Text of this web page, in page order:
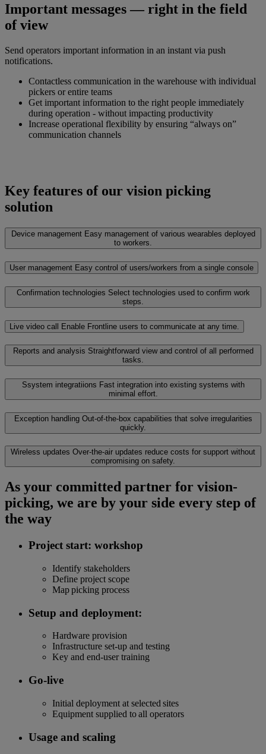
Important messages — right in the field
of view
Send operators important information in an instant via push
notifications.
Contactless communication in the warehouse with individual
pickers or entire teams
Get important information to the right people immediately
during operation - without impacting productivity
Increase operational flexibility by ensuring “always on”
communication channels
Key features of our vision picking
solution
Device management Easy management of various wearables deployed
to workers.
User management Easy control of users/workers from a single console
Confirmation technologies Select technologies used to confirm work
steps.
Live video call Enable Frontline users to communicate at any time.
Reports and analysis Straightforward view and control of all performed
tasks.
Ssystem integratiions Fast integration into existing systems with
minimal effort.
Exception handling Out-of-the-box capabilities that solve irregularities
quickly.
Wireless updates Over-the-air updates reduce costs for support without
compromising on safety.
As your committed partner for vision-
picking, we are by your side every step of
the way
Project start: workshop
Identify stakeholders
Define project scope
Map picking process
Setup and deployment:
Hardware provision
Infrastructure set-up and testing
Key and end-user training
Go-live
Initial deployment at selected sites
Equipment supplied to all operators
Usage and scaling